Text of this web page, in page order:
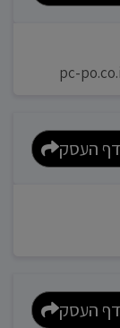
העסק
העסק